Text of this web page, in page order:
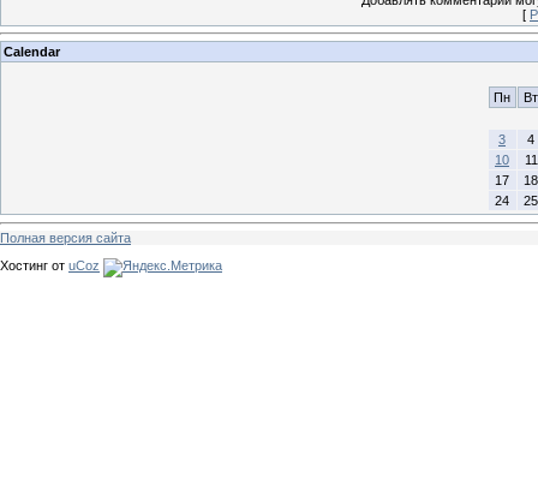
[
Calendar
Пн Вт
3
4
10
11
17
18
24
25
Полная версия сайта
Хостинг от uCoz